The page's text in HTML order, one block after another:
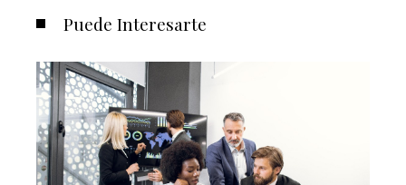
Puede Interesarte